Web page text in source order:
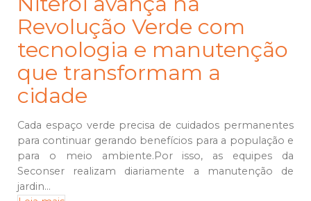
Revolução Verde com
tecnologia e manutenção
que transformam a
cidade
Cada espaço verde precisa de cuidados permanentes
para continuar gerando benefícios para a população e
para o meio ambiente.Por isso, as equipes da
Seconser realizam diariamente a manutenção de
jardin...